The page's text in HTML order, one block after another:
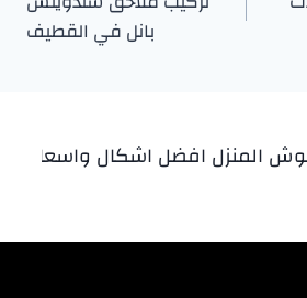
بانل في القطيف
الدمام، الخبر، والجبيل 0537042662
افضل اشكال واسعار مظلات
أفضل